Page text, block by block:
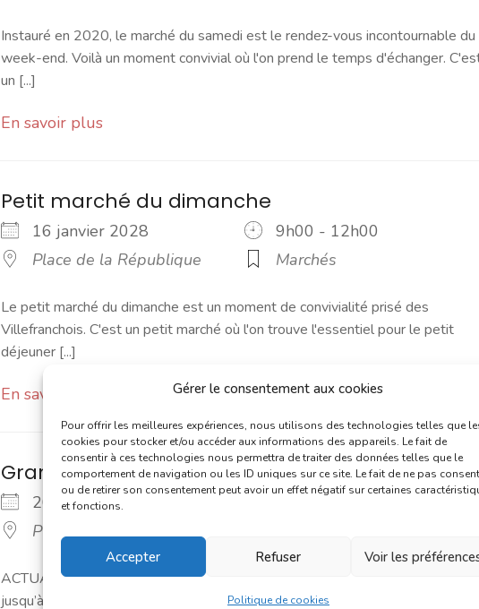
Gérer le consentement aux cookies
Pour offrir les meilleures expériences, nous utilisons des technologies telles que
cookies pour stocker et/ou accéder aux informations des appareils. Le fait de
consentir à ces technologies nous permettra de traiter des données telles que le
comportement de navigation ou les ID uniques sur ce site. Le fait de ne pas
ou de retirer son consentement peut avoir un effet négatif sur certaines
et fonctions.
Accepter Refuser Voir les
Politique de cookies
Instauré en 2020, le marché du samedi est le rendez-vous incontournable du
week-end. Voilà un moment convivial où l'on prend le temps d'échanger.
un [...]
En savoir plus
Petit marché du dimanche
16 janvier 2028
9h00 - 12h00
Place de la République
Marchés
Le petit marché du dimanche est un moment de convivialité prisé des
Villefranchois. C'est un petit marché où l'on trouve l'essentiel pour le petit
déjeuner [...]
En savoir plus
Grand marché du jeudi
20 janvier 2028
8h00 - 13h00
Place Notre-Dame
ACTUALITÉ - Une navette Bastibus gratuite pour le marché Chaque jeudi
jusqu’à septembre, une navette Bastibus gratuite est mise en place par la